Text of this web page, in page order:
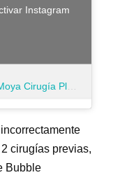
Instagram
cirugías previas,
Bubble